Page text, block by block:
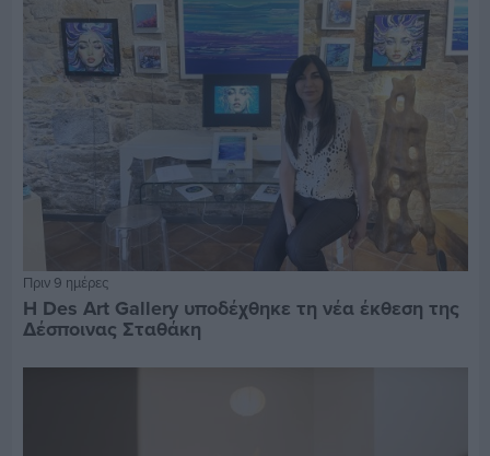
Πριν 9 ημέρες
Η Des Art Gallery υποδέχθηκε τη νέα έκθεση της
Δέσποινας Σταθάκη